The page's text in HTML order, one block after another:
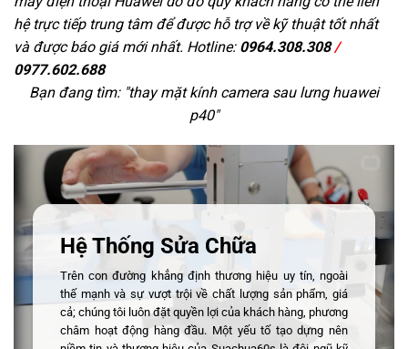
hệ trực tiếp trung tâm để được hỗ trợ về kỹ thuật tốt nhất
và được báo giá mới nhất. Hotline: 0964.308.308/
0977.602.688
Bạn đang tìm: "thay mặt kính camera sau lưng huawei
p40"
Hệ Thống Sửa Chữa
Trên con đường khẳng định thương hiệu uy tín, ngoài
thế mạnh và sự vượt trội về chất lượng sản phẩm, giá
cả; chúng tôi luôn đặt quyền lợi của khách hàng, phương
châm hoạt động hàng đầu. Một yếu tố tạo dựng nên